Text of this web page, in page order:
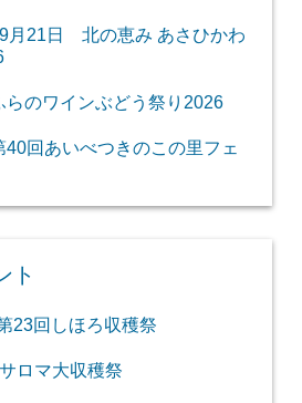
月21日 北の恵み あさひかわ
のワインぶどう祭り2026
回あいべつきのこの里フェ
ト
23回しほろ収穫祭
ロマ大収穫祭